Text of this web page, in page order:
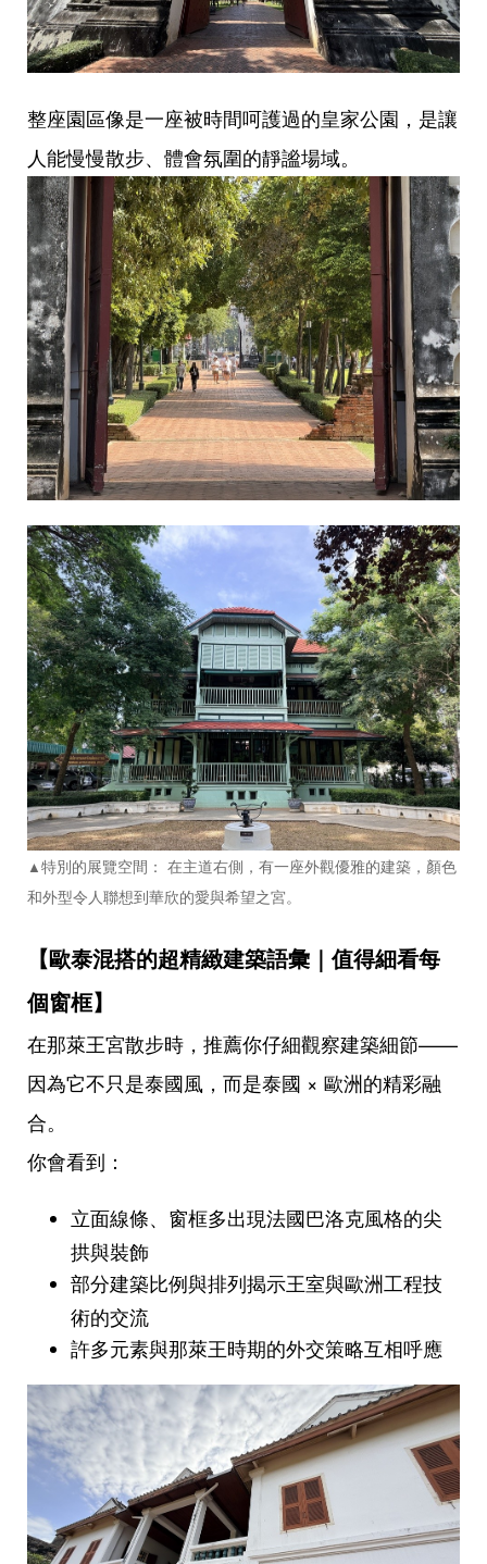
整座園區像是一座被時間呵護過的皇家公園，是讓
人能慢慢散步、體會氛圍的靜謐場域。
▲特別的展覽空間： 在主道右側，有一座外觀優雅的建築，顏色
和外型令人聯想到華欣的愛與希望之宮。
【歐泰混搭的超精緻建築語彙｜值得細看每
個窗框】
在那萊王宮散步時，推薦你仔細觀察建築細節——
因為它不只是泰國風，而是泰國 × 歐洲的精彩融
合。
你會看到：
立面線條、窗框多出現法國巴洛克風格的尖
拱與裝飾
部分建築比例與排列揭示王室與歐洲工程技
術的交流
許多元素與那萊王時期的外交策略互相呼應